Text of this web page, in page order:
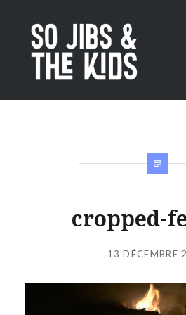
contenu
principal
So Jibs & the Kids
cropped-
Publié
JIBS
le13 DÉCEMBRE